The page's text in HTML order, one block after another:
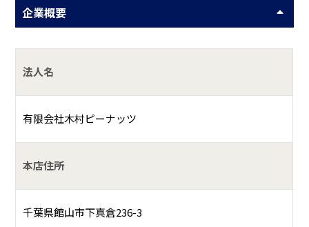
企業概要
法人名
有限会社木村ピーナッツ
本店住所
千葉県館山市下真倉236-3